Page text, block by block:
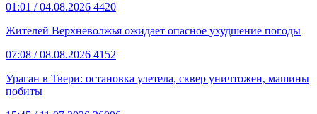
01:01 / 04.08.2026 4420
Жителей Верхневолжья ожидает опасное ухудшение погоды
07:08 / 08.08.2026 4152
Ураган в Твери: остановка улетела, сквер уничтожен, машины
побиты